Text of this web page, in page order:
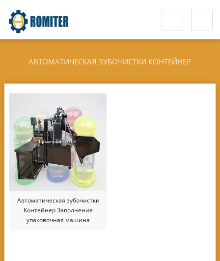
АВТОМАТИЧЕСКАЯ ЗУБОЧИСТКИ КОНТЕЙНЕР
ЗАПОЛНЕНИЕ УПАКОВОЧНАЯ МАШИНА
Автоматическая зубочистки
Контейнер Заполнение
упаковочная машина